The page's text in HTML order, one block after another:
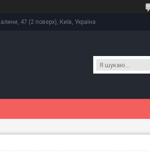
47 (2 поверх), Київ, Україна